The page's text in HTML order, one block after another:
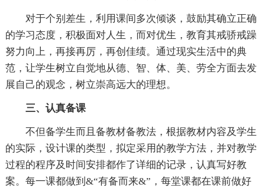
对于个别差生，利用课间多次倾谈，鼓励其确立正确
的学习态度，积极面对人生，而对优生，教育其戒骄戒躁
努力向上，再接再厉，再创佳绩。通过现实生活中的典
范，让学生树立自觉地从德、智、体、美、劳全方面去发
展自己的观念，树立崇高远大的理想。
三、认真备课
不但备学生而且备教材备教法，根据教材内容及学生
的实际，设计课的类型，拟定采用的教学方法，并对教学
过程的程序及时间安排都作了详细的记录，认真写好教
案。每一课都做到&“有备而来&”，每堂课都在课前做好